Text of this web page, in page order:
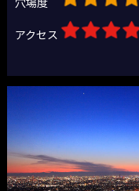
アクセス